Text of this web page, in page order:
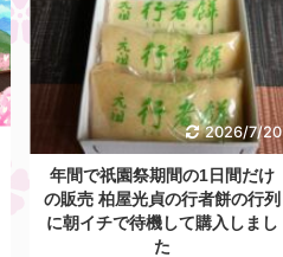
2026/7/16
祇園祭 7/15 豊園泉正寺榊建て
祇園祭の神幸祭・還幸祭では3基の
神輿が氏子地域を巡行します。 巡
行では神輿が単体で渡御するので